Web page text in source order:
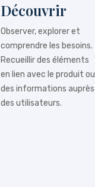
Découvrir
Observer, explorer et
comprendre les besoins.
Recueillir des éléments
en lien avec le produit ou
des informations auprès
des utilisateurs.